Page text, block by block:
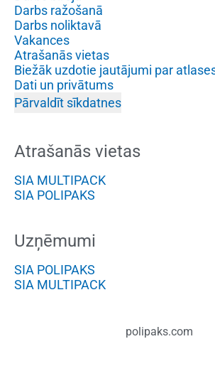
Darbs ražošanā
Darbs noliktavā
Vakances
Atrašanās vietas
Biežāk uzdotie jautājumi par
Dati un privātums
Pārvaldīt sīkdatnes
Atrašanās vietas
SIA MULTIPACK
SIA POLIPAKS
Uzņēmumi
SIA POLIPAKS
SIA MULTIPACK
polipaks.com